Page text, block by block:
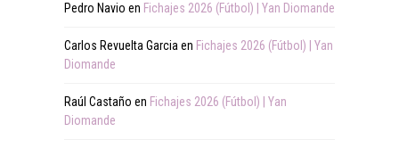
Pedro Navio en Fichajes 2026 (Fútbol) | Yan Diomande
Carlos Revuelta Garcia en Fichajes 2026 (Fútbol) | Yan
Diomande
Raúl Castaño en Fichajes 2026 (Fútbol) | Yan
Diomande